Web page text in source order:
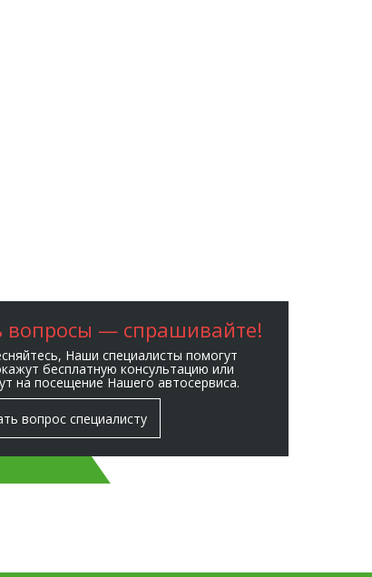
вопросы — спрашивайте!
Наши специалисты помогут
бесплатную консультацию или
на посещение Нашего автосервиса.
вопрос специалисту